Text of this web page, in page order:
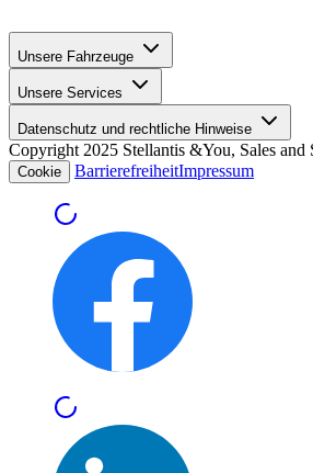
Unsere Fahrzeuge
Unsere Services
Datenschutz und rechtliche Hinweise
Copyright 2025 Stellantis &You, Sales and
Cookie BarrierefreiheitImpressum